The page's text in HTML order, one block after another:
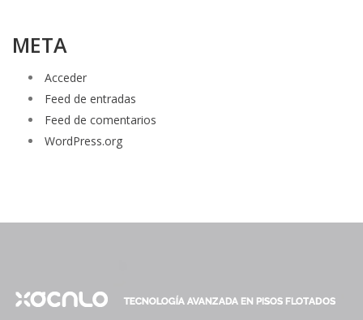
META
Acceder
Feed de entradas
Feed de comentarios
WordPress.org